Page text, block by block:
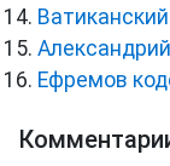
Ефремов